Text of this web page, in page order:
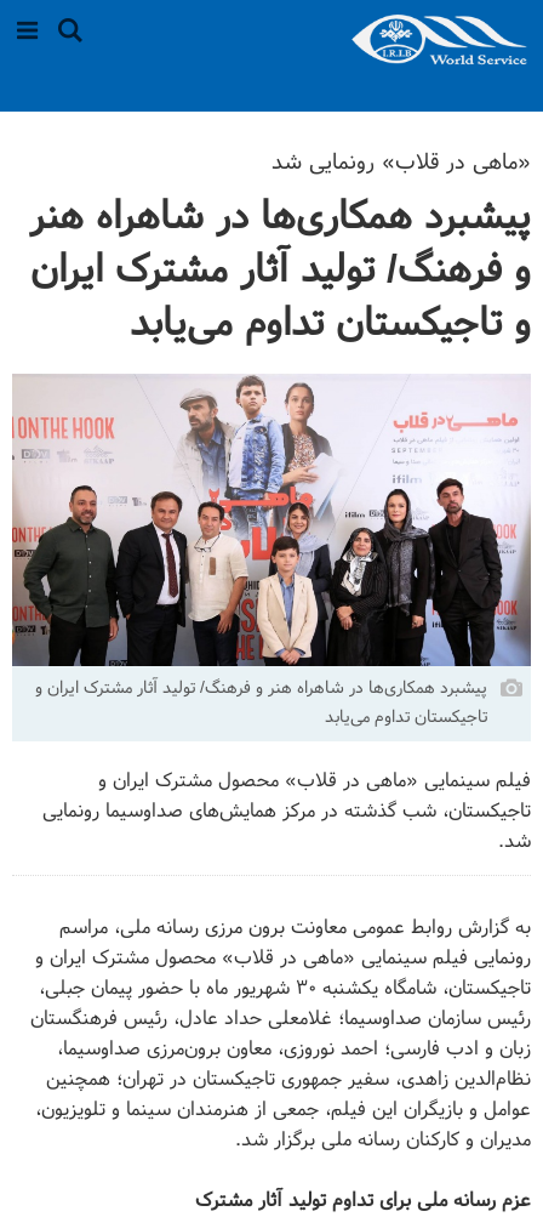
«ماهی در قلاب» رونمایی شد
پیشبرد همکاری‌ها در شاهراه هنر
و فرهنگ/ تولید آثار مشترک ایران
و تاجیکستان تداوم می‌یابد
پیشبرد همکاری‌ها در شاهراه هنر و فرهنگ/ تولید آثار مشترک ایران و
تاجیکستان تداوم می‌یابد
فیلم سینمایی «ماهی در قلاب» محصول مشترک ایران و
تاجیکستان، شب گذشته در مرکز همایش‌های صداوسیما رونمایی
شد.
به گزارش روابط عمومی معاونت برون مرزی رسانه ملی، مراسم
رونمایی فیلم سینمایی «ماهی در قلاب» محصول مشترک ایران و
تاجیکستان، شامگاه یکشنبه ۳۰ شهریور ماه با حضور پیمان جبلی،
رئیس سازمان صداوسیما؛ غلامعلی حداد عادل، رئیس فرهنگستان
زبان و ادب فارسی؛ احمد نوروزی، معاون برون‌مرزی صداوسیما،
نظام‌الدین زاهدی، سفیر جمهوری تاجیکستان در تهران؛ همچنین
عوامل و بازیگران این فیلم، جمعی از هنرمندان سینما و تلویزیون،
مدیران و کارکنان رسانه ملی برگزار شد.
عزم رسانه ملی برای تداوم تولید آثار مشترک